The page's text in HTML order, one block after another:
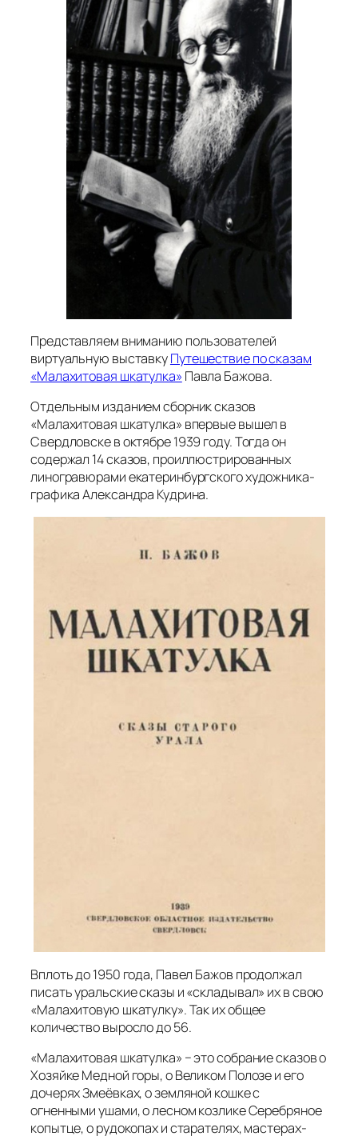
Представляем вниманию пользователей
виртуальную выставкуПутешествие по сказам
«Малахитовая шкатулка» Павла Бажова.
Отдельным изданием сборник сказов
«Малахитовая шкатулка» впервые вышел в
Свердловске в октябре 1939 году. Тогда он
содержал 14 сказов, проиллюстрированных
линогравюрами екатеринбургского художника-
графика Александра Кудрина.
Вплоть до 1950 года, Павел Бажов продолжал
писать уральские сказы и «складывал» их в свою
«Малахитовую шкатулку». Так их общее
количество выросло до 56.
«Малахитовая шкатулка» − это собрание сказов о
Хозяйке Медной горы, о Великом Полозе и его
дочерях Змеёвках, о земляной кошке с
огненными ушами, о лесном козлике Серебряное
копытце, о рудокопах и старателях, мастерах-